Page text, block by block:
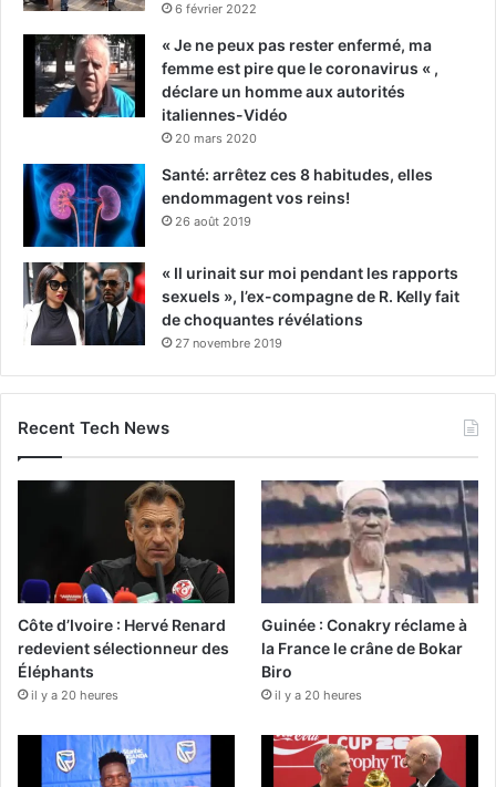
6 février 2022
« Je ne peux pas rester enfermé, ma
femme est pire que le coronavirus « ,
déclare un homme aux autorités
italiennes-Vidéo
20 mars 2020
Santé: arrêtez ces 8 habitudes, elles
endommagent vos reins!
26 août 2019
« Il urinait sur moi pendant les rapports
sexuels », l’ex-compagne de R. Kelly fait
de choquantes révélations
27 novembre 2019
Recent Tech News
Côte d’Ivoire : Hervé Renard
redevient sélectionneur des
Éléphants
il y a 20 heures
Guinée : Conakry réclame à
la France le crâne de Bokar
Biro
il y a 20 heures